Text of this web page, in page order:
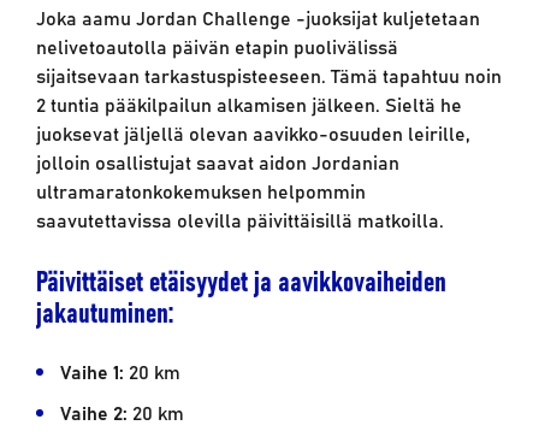
Joka aamu Jordan Challenge -juoksijat kuljetetaan
nelivetoautolla päivän etapin puolivälissä
sijaitsevaan tarkastuspisteeseen. Tämä tapahtuu noin
2 tuntia pääkilpailun alkamisen jälkeen. Sieltä he
juoksevat jäljellä olevan aavikko-osuuden leirille,
jolloin osallistujat saavat aidon Jordanian
ultramaratonkokemuksen helpommin
saavutettavissa olevilla päivittäisillä matkoilla.
Päivittäiset etäisyydet ja aavikkovaiheiden
jakautuminen:
Vaihe 1: 20 km
Vaihe 2: 20 km